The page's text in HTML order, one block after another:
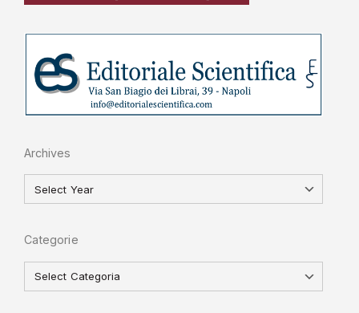
Archives
Categorie